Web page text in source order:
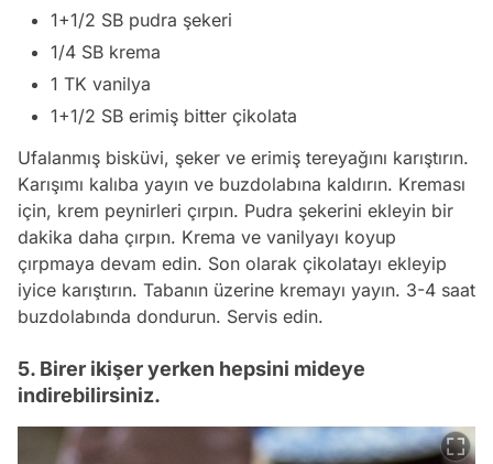
1+1/2 SB pudra şekeri
1/4 SB krema
1 TK vanilya
1+1/2 SB erimiş bitter çikolata
Ufalanmış bisküvi, şeker ve erimiş tereyağını karıştırın.
Karışımı kalıba yayın ve buzdolabına kaldırın. Kreması
için, krem peynirleri çırpın. Pudra şekerini ekleyin bir
dakika daha çırpın. Krema ve vanilyayı koyup
çırpmaya devam edin. Son olarak çikolatayı ekleyip
iyice karıştırın. Tabanın üzerine kremayı yayın. 3-4 saat
buzdolabında dondurun. Servis edin.
5. Birer ikişer yerken hepsini mideye
indirebilirsiniz.